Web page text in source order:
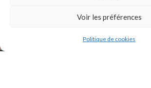
Voir les préférences
Politique de cookies